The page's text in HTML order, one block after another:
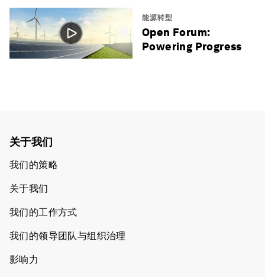
能源转型
Open Forum:
Powering Progress
关于我们
我们的策略
关于我们
我们的工作方式
我们的领导团队与组织治理
影响力